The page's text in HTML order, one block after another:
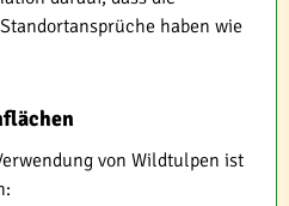
haben wie
von Wildtulpen ist